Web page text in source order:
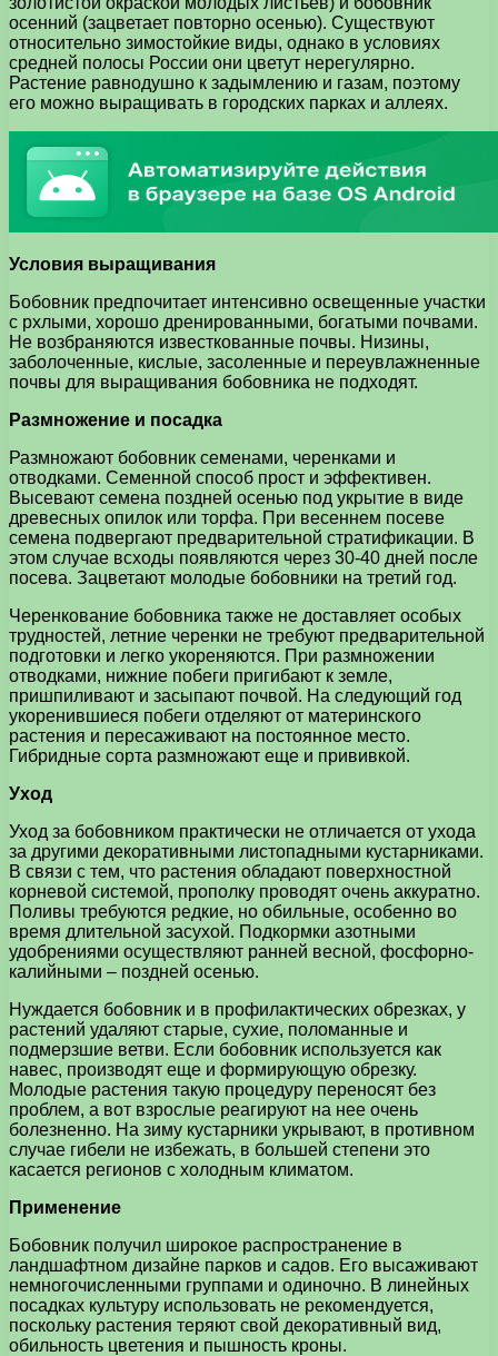
осенний (зацветает повторно осенью). Существуют
относительно зимостойкие виды, однако в условиях
средней полосы России они цветут нерегулярно.
Растение равнодушно к задымлению и газам, поэтому
его можно выращивать в городских парках и аллеях.
Условия выращивания
Бобовник предпочитает интенсивно освещенные участки
с рхлыми, хорошо дренированными, богатыми почвами.
Не возбраняются известкованные почвы. Низины,
заболоченные, кислые, засоленные и переувлажненные
почвы для выращивания бобовника не подходят.
Размножение и посадка
Размножают бобовник семенами, черенками и
отводками. Семенной способ прост и эффективен.
Высевают семена поздней осенью под укрытие в виде
древесных опилок или торфа. При весеннем посеве
семена подвергают предварительной стратификации. В
этом случае всходы появляются через 30-40 дней после
посева. Зацветают молодые бобовники на третий год.
Черенкование бобовника также не доставляет особых
трудностей, летние черенки не требуют предварительной
подготовки и легко укореняются. При размножении
отводками, нижние побеги пригибают к земле,
пришпиливают и засыпают почвой. На следующий год
укоренившиеся побеги отделяют от материнского
растения и пересаживают на постоянное место.
Гибридные сорта размножают еще и прививкой.
Уход
Уход за бобовником практически не отличается от ухода
за другими декоративными листопадными кустарниками.
В связи с тем, что растения обладают поверхностной
корневой системой, прополку проводят очень аккуратно.
Поливы требуются редкие, но обильные, особенно во
время длительной засухой. Подкормки азотными
удобрениями осуществляют ранней весной, фосфорно-
калийными – поздней осенью.
Нуждается бобовник и в профилактических обрезках, у
растений удаляют старые, сухие, поломанные и
подмерзшие ветви. Если бобовник используется как
навес, производят еще и формирующую обрезку.
Молодые растения такую процедуру переносят без
проблем, а вот взрослые реагируют на нее очень
болезненно. На зиму кустарники укрывают, в противном
случае гибели не избежать, в большей степени это
касается регионов с холодным климатом.
Применение
Бобовник получил широкое распространение в
ландшафтном дизайне парков и садов. Его высаживают
немногочисленными группами и одиночно. В линейных
посадках культуру использовать не рекомендуется,
поскольку растения теряют свой декоративный вид,
обильность цветения и пышность кроны.